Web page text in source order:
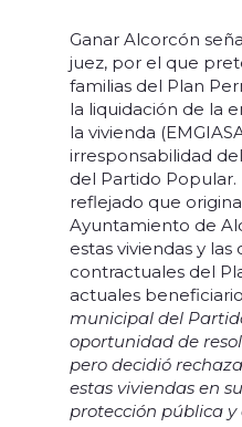
Ganar Alcorcón
juez, por el que
familias del Plan
la liquidación de la
la vivienda
irresponsabilidad
del Partido
reflejado que
Ayuntamiento de
estas viviendas y las
contractuales del
actuales
municipal del
oportunidad de
pero decidió
estas viviendas en
protección pública